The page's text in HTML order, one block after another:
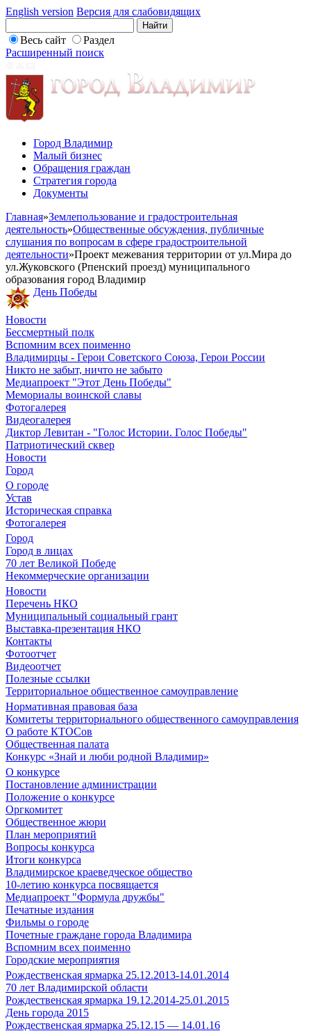
English version Версия для слабовидящих
Весь сайт
Раздел
Расширенный поиск
Город Владимир
Малый бизнес
Обращения граждан
Стратегия города
Документы
Главная»Землепользование и градостроительная
деятельность»Общественные обсуждения, публичные
слушания по вопросам в сфере градостроительной
деятельности»Проект межевания территории от ул.Мира до
ул.Жуковского (Рпенский проезд) муниципального
образования город Владимир
День Победы
Новости
Бессмертный полк
Вспомним всех поименно
Владимирцы - Герои Советского Союза, Герои России
Никто не забыт, ничто не забыто
Медиапроект "Этот День Победы"
Мемориалы воинской славы
Фотогалерея
Видеогалерея
Диктор Левитан - "Голос Истории. Голос Победы"
Патриотический сквер
Новости
Город
О городе
Устав
Историческая справка
Фотогалерея
Город
Город в лицах
70 лет Великой Победе
Некоммерческие организации
Новости
Перечень НКО
Муниципальный социальный грант
Выставка-презентация НКО
Контакты
Фотоотчет
Видеоотчет
Полезные ссылки
Территориальное общественное самоуправление
Нормативная правовая база
Комитеты территориального общественного самоуправления
О работе КТОСов
Общественная палата
Конкурс «Знай и люби родной Владимир»
О конкурсе
Постановление администрации
Положение о конкурсе
Оргкомитет
Общественное жюри
План мероприятий
Вопросы конкурса
Итоги конкурса
Владимирское краеведческое общество
10-летию конкурса посвящается
Медиапроект "Формула дружбы"
Печатные издания
Фильмы о городе
Почетные граждане города Владимира
Вспомним всех поименно
Городские мероприятия
Рождественская ярмарка 25.12.2013-14.01.2014
70 лет Владимирской области
Рождественская ярмарка 19.12.2014-25.01.2015
День города 2015
Рождественская ярмарка 25.12.15 — 14.01.16